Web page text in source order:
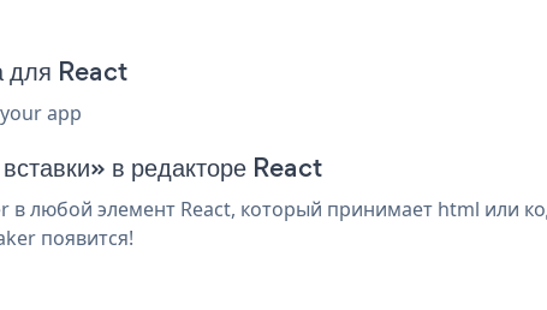
для React
app
в редакторе React
любой элемент React, который принимает html или
появится!